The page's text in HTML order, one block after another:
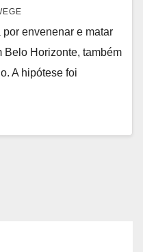
por envenenar e matar
Belo Horizonte, também
A hipótese foi